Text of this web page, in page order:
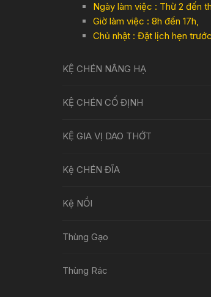
Ngày làm việc : Thừ 2 đến
Giờ làm việc : 8h đến 17h,
Chủ nhật : Đặt lịch hẹn
KỆ CHÉN NÂNG HẠ
KỆ CHÉN CỐ ĐỊNH
KỆ GIA VỊ DAO THỚT
Kệ CHÉN ĐĨA
Kệ NỒI
Thùng Gạo
Thùng Rác